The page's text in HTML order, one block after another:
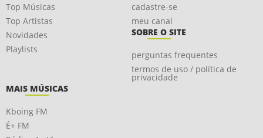
Top Músicas
Top Artistas
Novidades
Playlists
cadastre-se
meu canal
SOBRE O SITE
perguntas frequentes
termos de uso / política de
privacidade
MAIS MÚSICAS
Kboing FM
É+ FM